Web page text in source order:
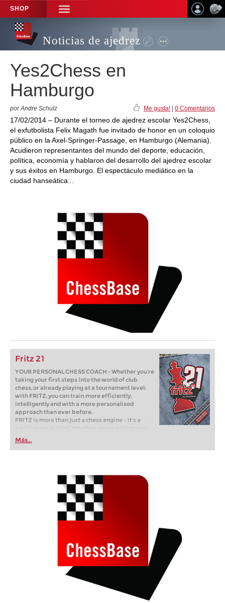
SHOP
TOGGLE
NAVIGATION
Noticias de ajedrez
Yes2Chess en
Hamburgo
por Andre Schulz Me gusta! 0 Comentarios
17/02/2014 – Durante el torneo de ajedrez escolar Yes2Chess,
el exfutbolista Felix Magath fue invitado de honor en un coloquio
público en la Axel-Springer-Passage, en Hamburgo (Alemania).
Acudieron representantes del mundo del deporte, educación,
política, economía y hablaron del desarrollo del ajedrez escolar
y sus éxitos en Hamburgo. El espectáculo mediático en la
ciudad hanseática...
Fritz 21
YOUR PERSONAL CHESS COACH - Whether you’re
taking your first steps into the world of club
chess, or already playing at a tournament level:
with FRITZ, you can train more efficiently,
intelligently and with a more personalised
approach than ever before.
FRITZ is more than just a chess engine – it’s a
training revolution! Whether you’re taking your
first steps into the world of club chess, or already
playing at a tournament level: with FRITZ, you can
train more efficiently, intelligently and with a
Más...